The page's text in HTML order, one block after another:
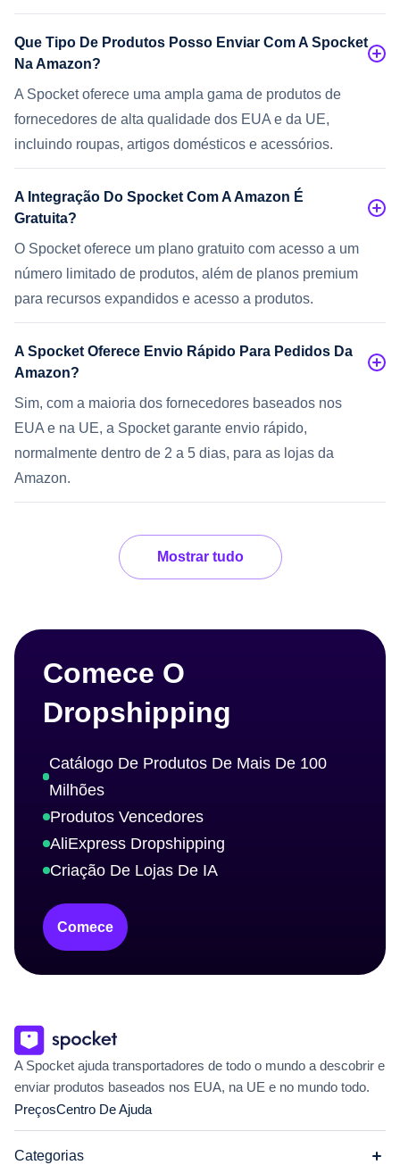
Que Tipo De Produtos Posso Enviar Com A Spocket
Na Amazon?
A Spocket oferece uma ampla gama de produtos de
fornecedores de alta qualidade dos EUA e da UE,
incluindo roupas, artigos domésticos e acessórios.
A Integração Do Spocket Com A Amazon É
Gratuita?
O Spocket oferece um plano gratuito com acesso a um
número limitado de produtos, além de planos premium
para recursos expandidos e acesso a produtos.
A Spocket Oferece Envio Rápido Para Pedidos Da
Amazon?
Sim, com a maioria dos fornecedores baseados nos
EUA e na UE, a Spocket garante envio rápido,
normalmente dentro de 2 a 5 dias, para as lojas da
Amazon.
Mostrar tudo
Comece O
Dropshipping
Catálogo De Produtos De Mais De 100
Milhões
Produtos Vencedores
AliExpress Dropshipping
Criação De Lojas De IA
Comece
A Spocket ajuda transportadores de todo o mundo a descobrir e
enviar produtos baseados nos EUA, na UE e no mundo todo.
PreçosCentro De Ajuda
Categorias